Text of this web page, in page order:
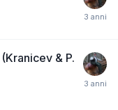
& P.